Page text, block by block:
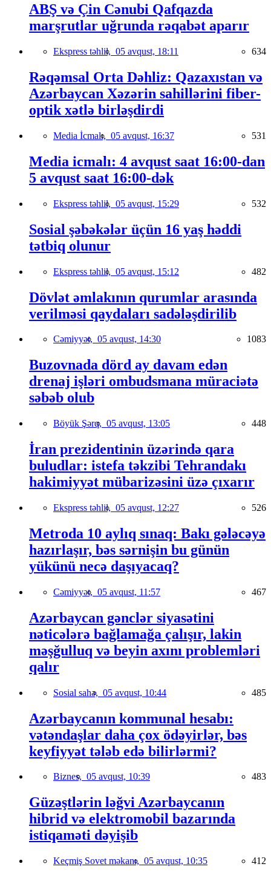
ABŞ və Çin Cənubi Qafqazda
marşrutlar uğrunda rəqabət aparır
Ekspress təhlil, 05 avqust, 18:11 634
Rəqəmsal Orta Dəhliz: Qazaxıstan və
Azərbaycan Xəzərin sahillərini fiber-
optik xətlə birləşdirdi
Media İcmalı, 05 avqust, 16:37 531
Media icmalı: 4 avqust saat 16:00-dan
5 avqust saat 16:00-dək
Ekspress təhlil, 05 avqust, 15:29 532
Sosial şəbəkələr üçün 16 yaş həddi
tətbiq olunur
Ekspress təhlil, 05 avqust, 15:12 482
Dövlət əmlakının qurumlar arasında
verilməsi qaydaları sadələşdirilib
Cəmiyyət, 05 avqust, 14:30 1083
Buzovnada dörd ay davam edən
drenaj işləri ombudsmana müraciətə
səbəb olub
Böyük Şərq, 05 avqust, 13:05 448
İran prezidentinin üzərində qara
buludlar: istefa təkzibi Tehrandakı
hakimiyyət mübarizəsini üzə çıxarır
Ekspress təhlil, 05 avqust, 12:27 526
Metroda 10 aylıq sınaq: Bakı gələcəyə
hazırlaşır, bəs sərnişin bu günün
yükünü necə daşıyacaq?
Cəmiyyət, 05 avqust, 11:57 467
Azərbaycan gənclər siyasətini
nəticələrə bağlamağa çalışır, lakin
məşğulluq və beyin axını problemləri
qalır
Sosial sahə, 05 avqust, 10:44 485
Azərbaycanın kommunal hesabı:
vətəndaşlar daha çox ödəyirlər, bəs
keyfiyyət tələb edə bilirlərmi?
Biznes, 05 avqust, 10:39 483
Güzəştlərin ləğvi Azərbaycanın
hibrid və elektromobil bazarında
istiqaməti dəyişib
Keçmiş Sovet məkanı, 05 avqust, 10:35 412